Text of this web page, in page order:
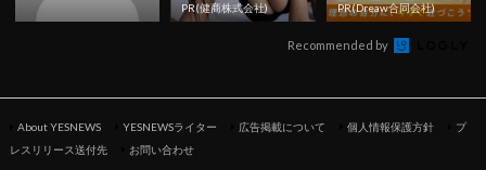
公開！「2人と
も可愛すぎ」 | Y
裕」1日31円で
朝まで絶好調！
PR(健商株式会社)
使ってます。
PR(Dreaw合同会社)
Recommended by
About YESNEWS YESNEWSライター 広告掲載について 個人情報保護方針
プ
レスリリース送付先
お問い合わせ